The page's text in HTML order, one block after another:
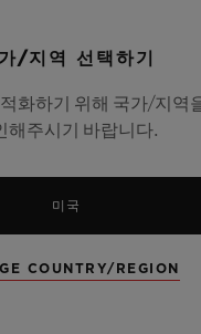
활동: 공급업체 행
행을 향한 위블로
넓은 범위까지 확
업체 행동 강령에
. 행동 강령을 준수
/지역 선택하기
화하기 위해 국가/지역
해주시기 바랍니다.
미국
COUNTRY/REGION